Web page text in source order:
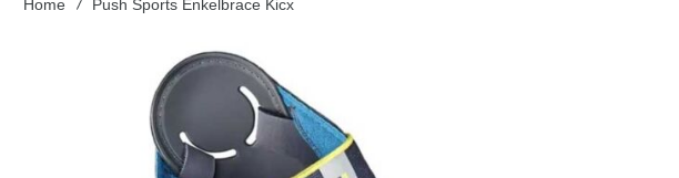
Home Push Sports Enkelbrace Kicx